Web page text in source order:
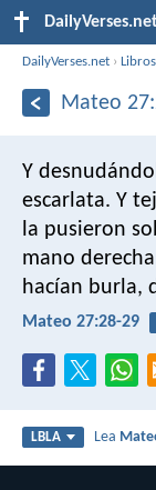
DailyVerses.net ›
Mateo
Y
escarlata. Y
la pusieron
mano
hacían burla,
Mateo 27:28-29
LBLA Lea